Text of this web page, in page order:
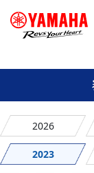
2026
2023